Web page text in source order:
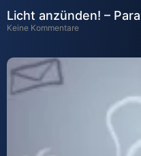
Licht anzünden! –
Keine Kommentare